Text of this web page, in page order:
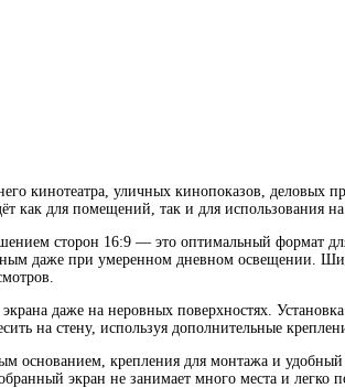
кинотеатра, уличных кинопоказов, деловых
как для помещений, так и для использования
сторон 16:9 — это оптимальный формат
даже при умеренном дневном освещении.
даже на неровных поверхностях.
на стену, используя дополнительные
основанием, крепления для монтажа и
экран не занимает много места и легко